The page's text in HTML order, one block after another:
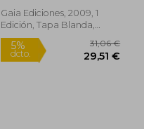
Gaia Ediciones, 2009, 1
Edición, Tapa Blanda,
Nuevo